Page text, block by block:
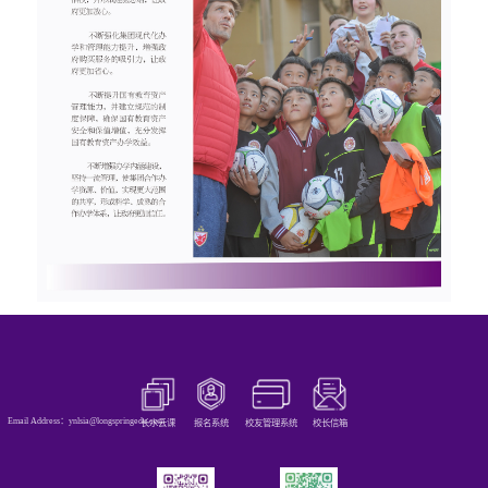
Email Address：ynlsia@longspringedu.com
长水云课 报名系统 校友管理系统 校长信箱